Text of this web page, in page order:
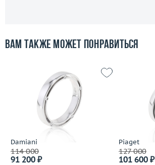
Вам также может понравиться
Damiani
114 000
91 200 ₽
Piaget
127 000
101 600 ₽